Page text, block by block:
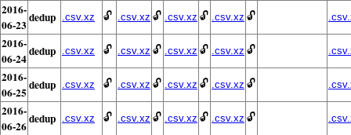
2016-
06-23dedup .csv.xz 🔓 .csv.xz 🔓 .csv.xz 🔓 .csv.xz 🔓
2016-
06-24dedup .csv.xz 🔓 .csv.xz 🔓 .csv.xz 🔓 .csv.xz 🔓
2016-
06-25 dedup .csv.xz 🔓 .csv.xz 🔓 .csv.xz 🔓 .csv.xz 🔓
2016-
06-26dedup .csv.xz 🔓 .csv.xz 🔓 .csv.xz 🔓 .csv.xz 🔓